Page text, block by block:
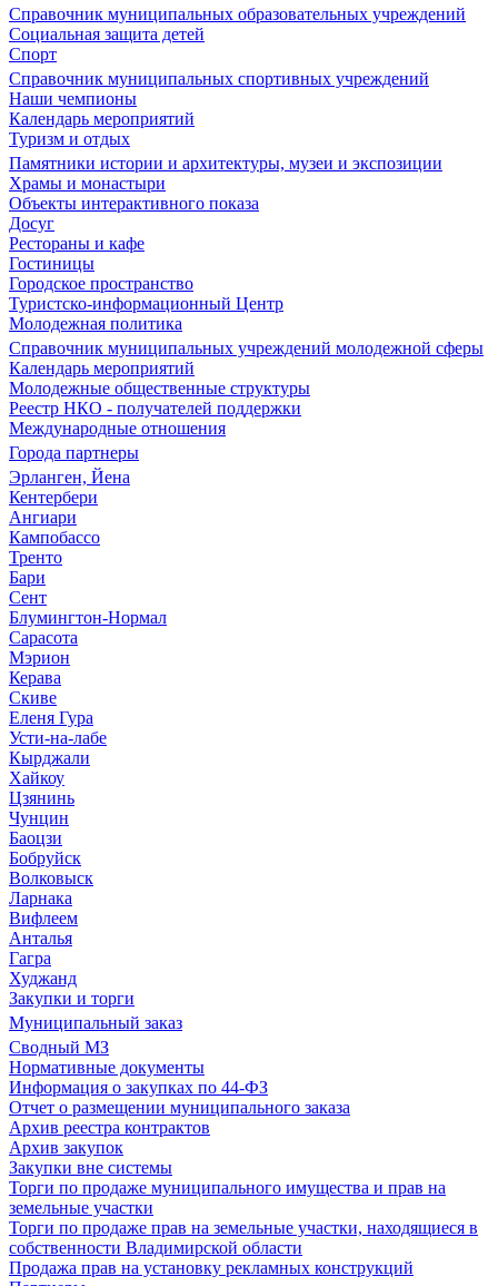
Справочник муниципальных образовательных учреждений
Социальная защита детей
Спорт
Справочник муниципальных спортивных учреждений
Наши чемпионы
Календарь мероприятий
Туризм и отдых
Памятники истории и архитектуры, музеи и экспозиции
Храмы и монастыри
Объекты интерактивного показа
Досуг
Рестораны и кафе
Гостиницы
Городское пространство
Туристско-информационный Центр
Молодежная политика
Справочник муниципальных учреждений молодежной сферы
Календарь мероприятий
Молодежные общественные структуры
Реестр НКО - получателей поддержки
Международные отношения
Города партнеры
Эрланген, Йена
Кентербери
Ангиари
Кампобассо
Тренто
Бари
Сент
Блумингтон-Нормал
Сарасота
Мэрион
Керава
Скиве
Еленя Гура
Усти-на-лабе
Кырджали
Хайкоу
Цзянинь
Чунцин
Баоцзи
Бобруйск
Волковыск
Ларнака
Вифлеем
Анталья
Гагра
Худжанд
Закупки и торги
Муниципальный заказ
Сводный МЗ
Нормативные документы
Информация о закупках по 44-ФЗ
Отчет о размещении муниципального заказа
Архив реестра контрактов
Архив закупок
Закупки вне системы
Торги по продаже муниципального имущества и прав на
земельные участки
Торги по продаже прав на земельные участки, находящиеся в
собственности Владимирской области
Продажа прав на установку рекламных конструкций